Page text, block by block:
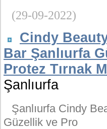
(29-09-2022)
Cindy
Bar Şanlıurfa
Protez Tırnak
Şanlıurfa
Şanlıurfa Cindy
Güzellik ve Pro